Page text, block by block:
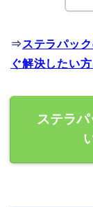
⇒ ステラパッ
ぐ解決したい
ステラ